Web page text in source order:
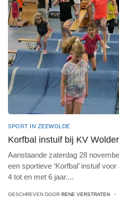
SPORT IN ZEEWOLDE
Korfbal instuif bij KV
Aanstaande zaterdag 28
een sportieve ‘Korfbal’ instuif
4 tot en met 6 jaar....
GESCHREVEN DOOR RENE VERSTRATEN